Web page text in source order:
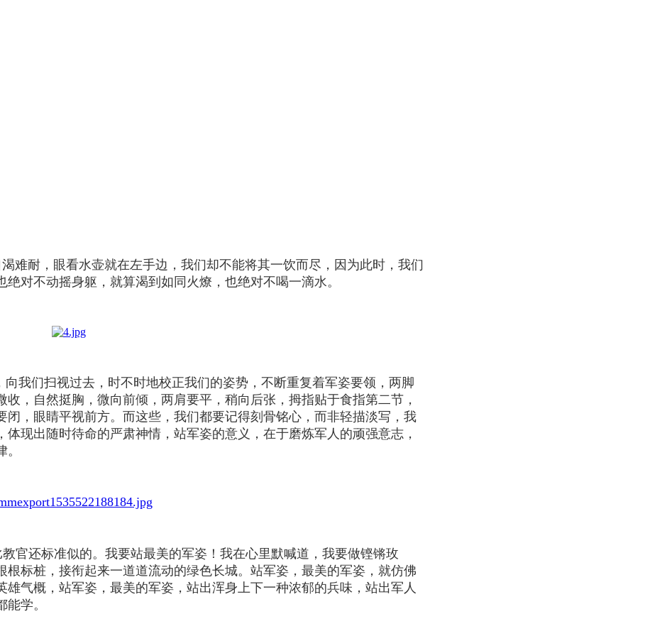
难耐，眼看水壶就在左手边，我们却不能将其一饮而尽，因为此时，我们
对不动摇身躯，就算渴到如同火燎，也绝对不喝一滴水。
我们扫视过去，时不时地校正我们的姿势，不断重复着军姿要领，两脚
，自然挺胸，微向前倾，两肩要平，稍向后张，拇指贴于食指第二节，
，眼睛平视前方。而这些，我们都要记得刻骨铭心，而非轻描淡写，我
现出随时待命的严肃神情，站军姿的意义，在于磨炼军人的顽强意志，
官还标准似的。我要站最美的军姿！我在心里默喊道，我要做铿锵玫
标桩，接衔起来一道道流动的绿色长城。站军姿，最美的军姿，就仿佛
气概，站军姿，最美的军姿，站出浑身上下一种浓郁的兵味，站出军人
学。